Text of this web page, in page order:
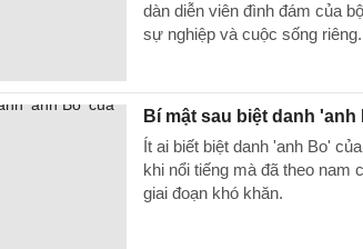
dàn diễn viên đình đám của
sự nghiệp và cuộc sống riêng.
Bí mật sau biệt danh
Ít ai biết biệt danh 'anh Bo'
khi nổi tiếng mà đã theo
giai đoạn khó khăn.